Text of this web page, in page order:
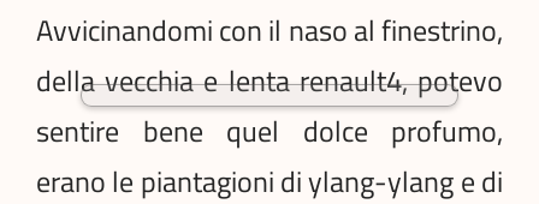
Avvicinandomi con il naso al finestrino,
della vecchia e lenta renault4, potevo
sentire bene quel dolce profumo,
erano le piantagioni di ylang-ylang e di